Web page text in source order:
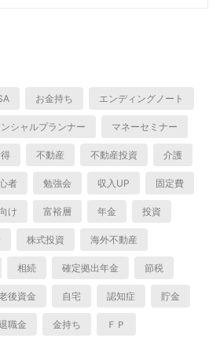
お金持ち エンディングノート
シャルプランナー マネーセミナー
不動産 不動産投資 介護
者 勉強会 収入UP 固定費
け 富裕層 年金 投資
株式投資 海外不動産
相続 確定拠出年金 節税
老後資金 自宅 認知症 貯金
職金 金持ち ＦＰ